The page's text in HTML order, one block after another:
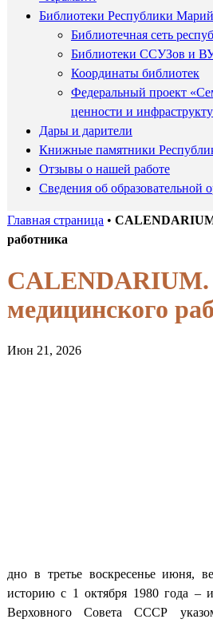
Библиотеки Республики
Библиотечная сеть
Библиотеки ССУЗов и
Координаты библиотек
Федеральный проект
ценности и
Дары и дарители
Книжные памятники
Отзывы о нашей работе
Сведения об образовательной
Главная страница •
работника
CALENDARIUM.
медицинского
Июн 21, 2026
дно в третье воскресенье июня,
историю с 1 октября 1980 года –
Верховного Совета СССР